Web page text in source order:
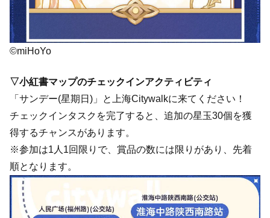
©miHoYo
▽小紅書マップのチェックインアクティビティ
「サンデー(星期日)」と上海Citywalkに来てください！
チェックインタスクを完了すると、追加の星玉30個を獲
得するチャンスがあります。
※参加は1人1回限りで、賞品の数には限りがあり、先着
順となります。